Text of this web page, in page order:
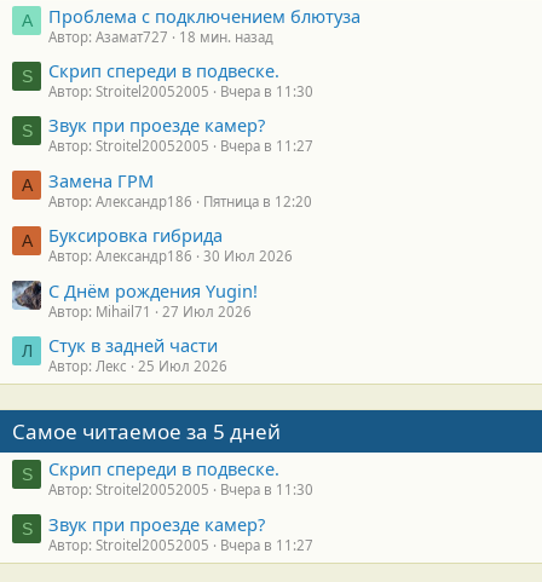
А Проблема с подключением блютуза
Автор: Азамат727 18 мин. назад
S Скрип спереди в подвеске.
Автор: Stroitel20052005 Вчера в 11:30
S Звук при проезде камер?
Автор: Stroitel20052005 Вчера в 11:27
А Замена ГРМ
Автор: Александр186 Пятница в 12:20
А Буксировка гибрида
Автор: Александр186 30 Июл 2026
С Днём рождения Yugin!
Автор: Mihail71 27 Июл 2026
Л Стук в задней части
Автор: Лекс 25 Июл 2026
Самое читаемое за 5 дней
S Скрип спереди в подвеске.
Автор: Stroitel20052005 Вчера в 11:30
S Звук при проезде камер?
Автор: Stroitel20052005 Вчера в 11:27